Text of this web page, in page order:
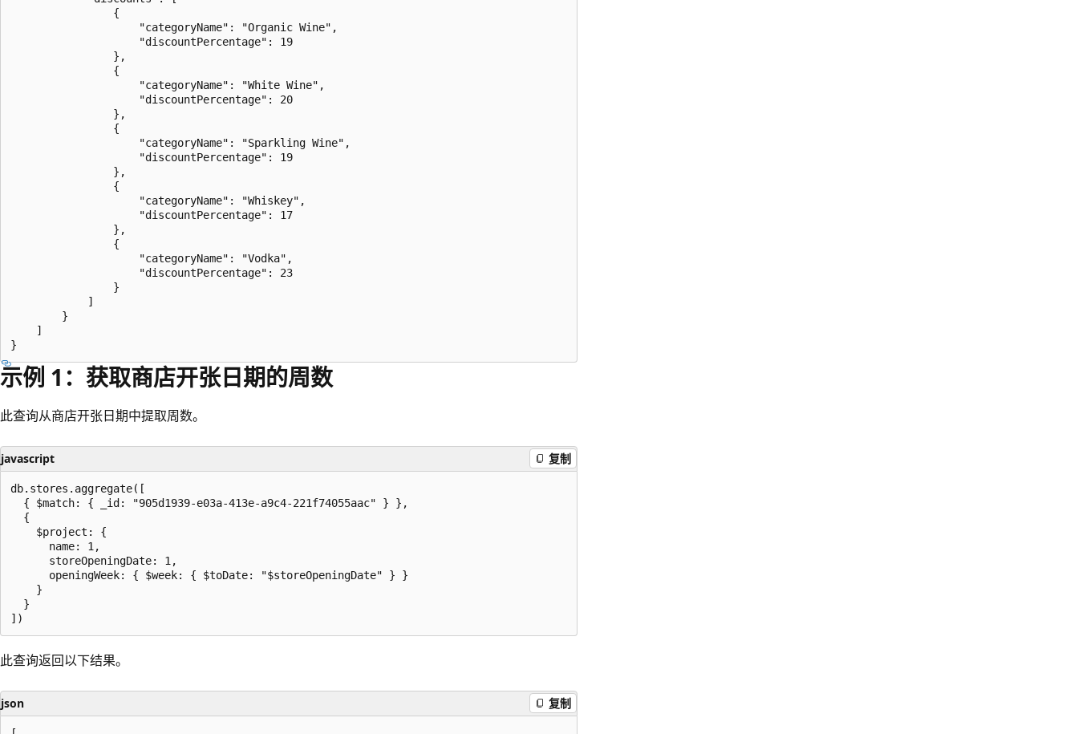
                {
                    "categoryName": "Organic Wine",
                    "discountPercentage": 19
                },
                {
                    "categoryName": "White Wine",
                    "discountPercentage": 20
                },
                {
                    "categoryName": "Sparkling Wine",
                    "discountPercentage": 19
                },
                {
                    "categoryName": "Whiskey",
                    "discountPercentage": 17
                },
                {
                    "categoryName": "Vodka",
                    "discountPercentage": 23
                }
            ]
        }
    ]
示例 1：获取商店开张日期的周数
此查询从商店开张日期中提取周数。
javascript 复制
db.stores.aggregate([
  { $match: { _id: "905d1939-e03a-413e-a9c4-221f74055aac" } },
  {
    $project: {
      name: 1,
      storeOpeningDate: 1,
      openingWeek: { $week: { $toDate: "$storeOpeningDate" } }
    }
  }
此查询返回以下结果。
json 复制